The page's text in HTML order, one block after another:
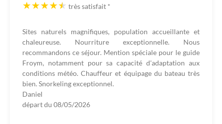
très satisfait *
Sites naturels magnifiques, population accueillante et
chaleureuse. Nourriture exceptionnelle. Nous
recommandons ce séjour. Mention spéciale pour le guide
Froym, notamment pour sa capacité d'adaptation aux
conditions météo. Chauffeur et équipage du bateau très
bien. Snorkeling exceptionnel.
Daniel
départ du 08/05/2026